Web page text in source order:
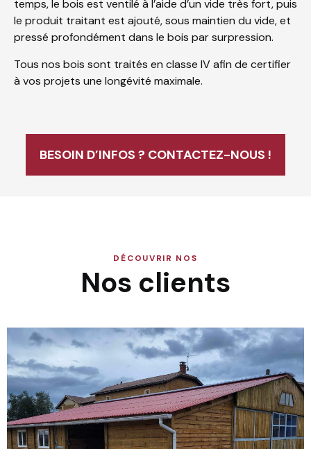
temps, le bois est ventilé à l’aide d’un vide très fort, puis
le produit traitant est ajouté, sous maintien du vide, et
pressé profondément dans le bois par surpression.
Tous nos bois sont traités en classe IV afin de certifier
à vos projets une longévité maximale.
BESOIN D’INFOS ? CONTACTEZ-NOUS !
DÉCOUVRIR NOS
Nos clients